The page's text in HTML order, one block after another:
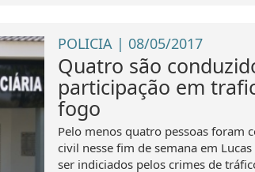
POLICIA | 08/05/2017
Quatro são
participação em
fogo
Pelo menos quatro pessoas foram
civil nesse fim de semana em
ser indiciados pelos crimes de